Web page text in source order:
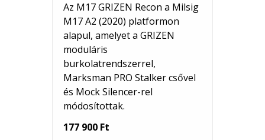
Az M17 GRIZEN Recon a Milsig
M17 A2 (2020) platformon
alapul, amelyet a GRIZEN
moduláris
burkolatrendszerrel,
Marksman PRO Stalker csővel
és Mock Silencer-rel
módosítottak.
177 900 Ft